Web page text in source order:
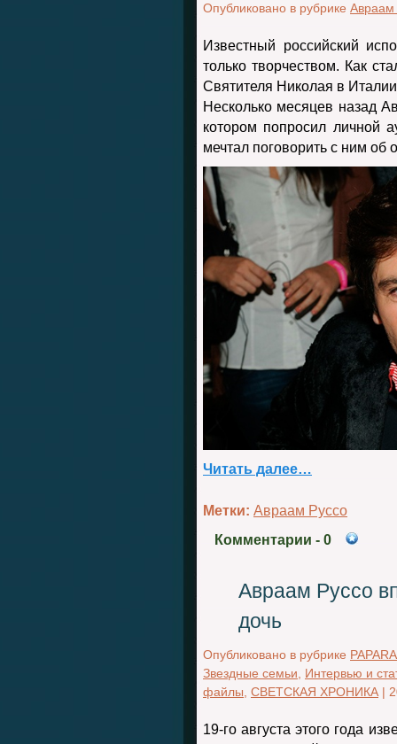
Опубликовано в рубрике Авраам
Известный российский
только творчеством. Как
Святителя Николая в
Несколько месяцев назад
котором попросил личной
мечтал поговорить с ним об
Читать далее…
Метки: Авраам Руссо
Комментарии - 0
Авраам Руссо
дочь
Опубликовано в рубрике
Звездные семьи
Интервью и
файлы СВЕТСКАЯ ХРОНИКА |
19-го августа этого года